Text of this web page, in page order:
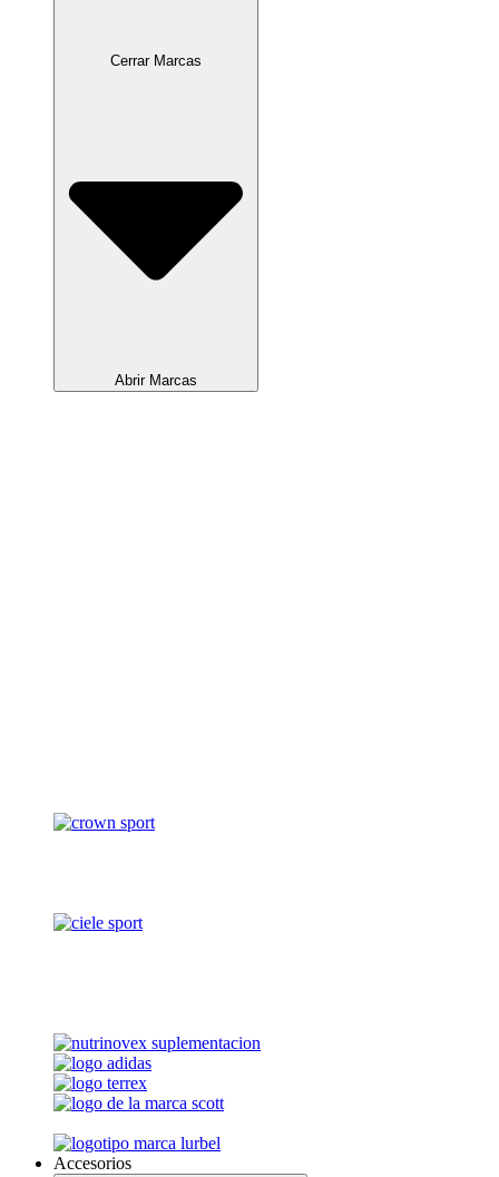
Cerrar Marcas
Abrir Marcas
Accesorios